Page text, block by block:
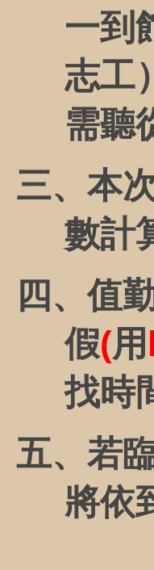
一到
志工
需聽
三、本
數計
四、值
假(用
找時
五、若
將依